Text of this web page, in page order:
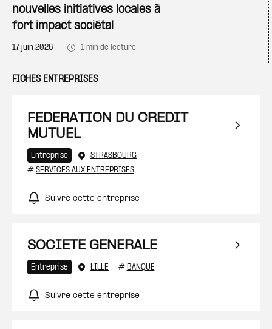
nouvelles initiatives locales à
fort impact sociétal
17 juin 2026 1 min de lecture
FICHES ENTREPRISES
FEDERATION DU CREDIT
MUTUEL
Entreprise
STRASBOURG
# SERVICES AUX ENTREPRISES
Suivre cette entreprise
SOCIETE GENERALE
Entreprise LILLE # BANQUE
Suivre cette entreprise